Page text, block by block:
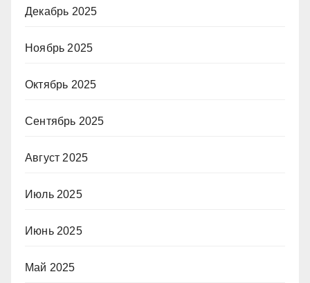
Декабрь 2025
Ноябрь 2025
Октябрь 2025
Сентябрь 2025
Август 2025
Июль 2025
Июнь 2025
Май 2025